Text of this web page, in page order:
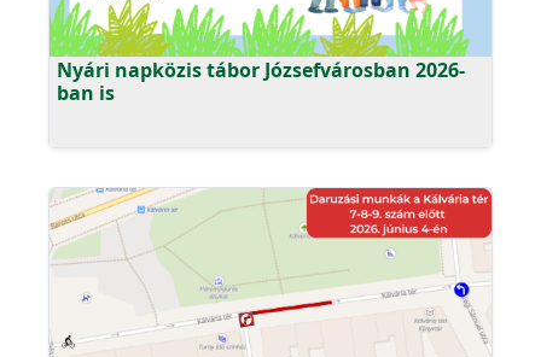
Nyári napközis tábor Józsefvárosban 2026-
ban is